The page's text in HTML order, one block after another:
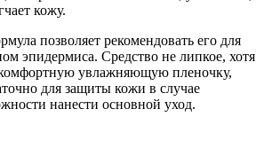
кожу.
позволяет рекомендовать его для
эпидермиса. Средство не липкое, хотя
комфортную увлажняющую пленочку,
для защиты кожи в случае
нанести основной уход.